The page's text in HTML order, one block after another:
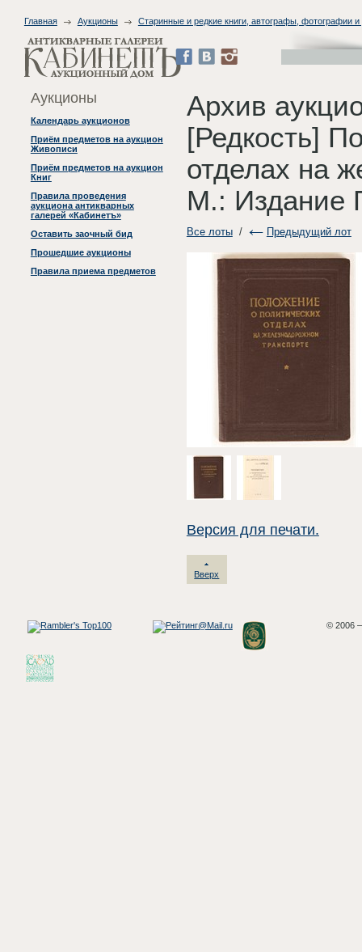
Главная Аукционы Старинные и редкие книги, автографы, фотографии
Аукционы
Календарь аукционов
Приём предметов на аукцион
Живописи
Приём предметов на аукцион
Книг
Правила проведения
аукциона антикварных
галерей «Кабинетъ»
Оставить заочный бид
Прошедшие аукционы
Правила приема предметов
Архив
[Редкость]
отделах на
М.: Издание
Все лоты/ Предыдущий лот
Версия для печати.
Вверх
© 2006